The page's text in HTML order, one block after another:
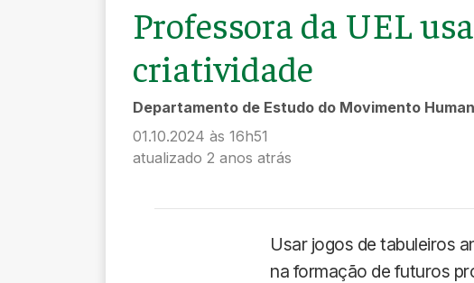
Professora da UEL
criatividade
Departamento de Estudo do Movimento
01.10.2024 às 16h51
atualizado 2 anos atrás
Usar jogos de tabuleiros
na formação de futuros